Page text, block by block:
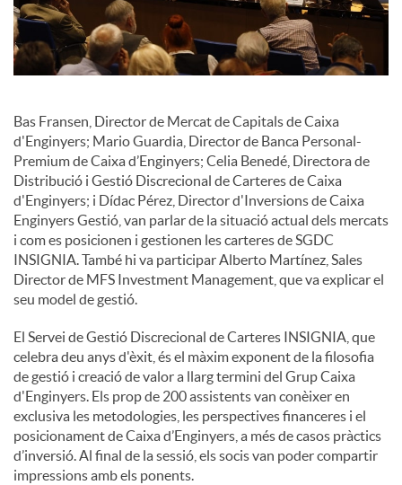
o
n
t
i
n
g
u
t
Bas Fransen, Director de Mercat de Capitals de Caixa
d'Enginyers; Mario Guardia, Director de Banca Personal-
Premium de Caixa d’Enginyers; Celia Benedé, Directora de
Distribució i Gestió Discrecional de Carteres de Caixa
d'Enginyers; i Dídac Pérez, Director d'Inversions de Caixa
Enginyers Gestió, van parlar de la situació actual dels mercats
i com es posicionen i gestionen les carteres de SGDC
INSIGNIA. També hi va participar Alberto Martínez, Sales
Director de MFS Investment Management, que va explicar el
seu model de gestió.
El Servei de Gestió Discrecional de Carteres INSIGNIA, que
celebra deu anys d'èxit, és el màxim exponent de la filosofia
de gestió i creació de valor a llarg termini del Grup Caixa
d'Enginyers. Els prop de 200 assistents van conèixer en
exclusiva les metodologies, les perspectives financeres i el
posicionament de Caixa d’Enginyers, a més de casos pràctics
d’inversió. Al final de la sessió, els socis van poder compartir
impressions amb els ponents.